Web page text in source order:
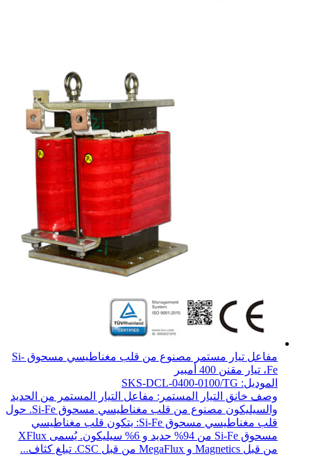
مفاعل تيار مستمر مصنوع من قلب مغناطيسي مسحوق Si-
Fe، تيار مقنن 400 أمبير
الموديل: SKS-DCL-0400-0100/TG
وصف خانق التيار المستمر: مفاعل التيار المستمر من الحديد
والسيليكون مصنوع من قلب مغناطيسي مسحوق Si-Fe. حول
قلب مغناطيسي مسحوق Si-Fe: يتكون قلب مغناطيسي
مسحوق Si-Fe من 94% حديد و 6% سيليكون. يُسمى XFlux
من قبل Magnetics و MegaFlux من قبل CSC. تبلغ كثاف...